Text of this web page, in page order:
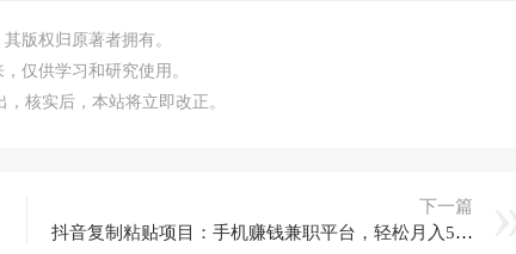
版权归原著者拥有。
仅供学习和研究使用。
核实后，本站将立即改正。
下一篇
抖音复制粘贴项目：手机赚钱兼职平台，轻松月入5000+！！